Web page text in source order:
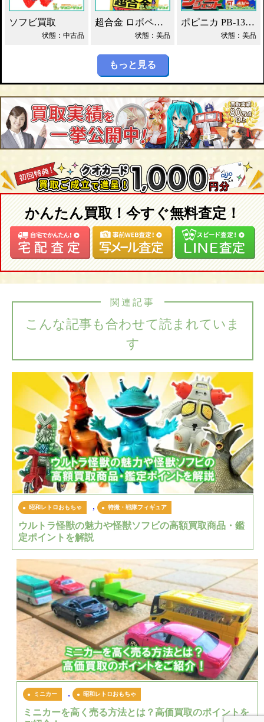
ソフビ買取
状態：中古品
超合金 ロボペケ GA-44 がんばれ!!ロボコン 買取！
状態：美品
ポピニカ PB-13 シグコンジェット 買取！
状態：美品
もっと見る
かんたん買取！今すぐ無料査定！
こんな記事も合わせて読まれていま
す
関連記事
昭和レトロおもちゃ , 特撮・戦隊フィギュア
ウルトラ怪獣の魅力や怪獣ソフビの高額買取商品・鑑
定ポイントを解説
ミニカー , 昭和レトロおもちゃ
ミニカーを高く売る方法とは？高価買取のポイントを